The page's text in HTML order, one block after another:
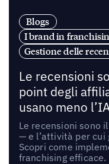
Blogs
I brand in
Gestione delle
Le recensioni
point degli
usano meno
Le recensioni sono
— e l’attività per cui
Scopri come
franchising efficace.